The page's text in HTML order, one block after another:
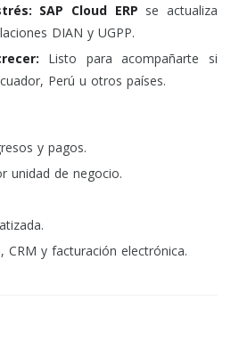
SAP Cloud ERP se actualiza
DIAN y UGPP.
Listo para acompañarte si
Perú u otros países.
y pagos.
unidad de negocio.
CRM y facturación electrónica.